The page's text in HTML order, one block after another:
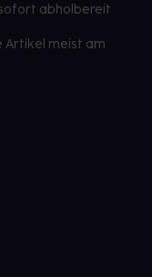
abholbereit
meist am